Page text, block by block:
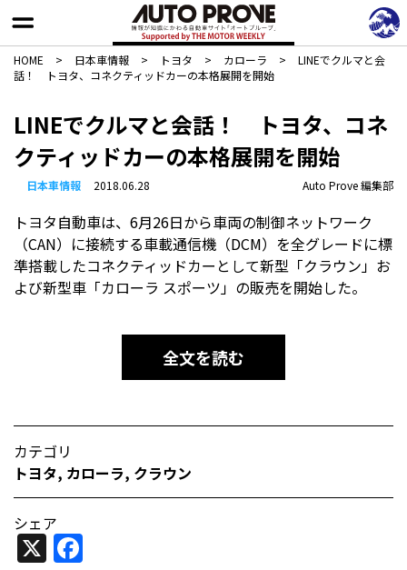
HOME > 日本車情報​ > トヨタ > カローラ >
LINEでクルマと会
話！ トヨタ、コネクティッドカーの本格展開を開始
LINEでクルマと会話！ トヨタ、コネ
クティッドカーの本格展開を開始
日本車情報​ 2018.06.28 Auto Prove 編集部
トヨタ自動車は、6月26日から車両の制御ネットワーク
（CAN）に接続する車載通信機（DCM）を全グレードに標
準搭載したコネクティッドカーとして新型「クラウン」お
よび新型車「カローラ スポーツ」の販売を開始した。
全文を読む
カテゴリ
トヨタ, カローラ, クラウン
シェア
X